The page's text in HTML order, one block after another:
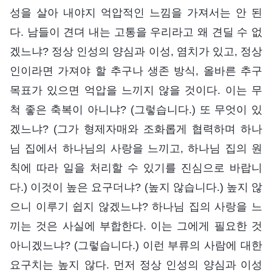
성을 살아 내야지 억압적인 느낌을 가져서는 안 된
다. 남들이 견뎌 내는 고통을 우리라고 왜 견딜 수 없
겠느냐? 정상 인성의 양심과 이성, 염치가 있고, 정상
인이라면 가져야 할 추구나 생존 방식, 올바른 추구
목표가 있으면 억압을 느끼지 않을 것이다. 이는 무
척 좋은 축복이 아니냐? (그렇습니다.) 또 무엇이 있
겠느냐? (그가 형제자매와 조화롭게 협력하며 하나
님 집에서 하나님의 사랑을 느끼고, 하나님 집의 원
칙에 따라 일을 처리할 수 있기를 진심으로 바랍니
다.) 이것이 높은 요구더냐? (높지 않습니다.) 높지 않
으니 이루기 쉽지 않겠느냐? 하나님 집의 사랑을 느
끼는 것은 사실에 부합한다. 이는 그에게 필요한 것
아니겠느냐? (그렇습니다.) 이런 부류의 사람에 대한
요구치는 높지 않다. 먼저 정상 인성의 양심과 이성